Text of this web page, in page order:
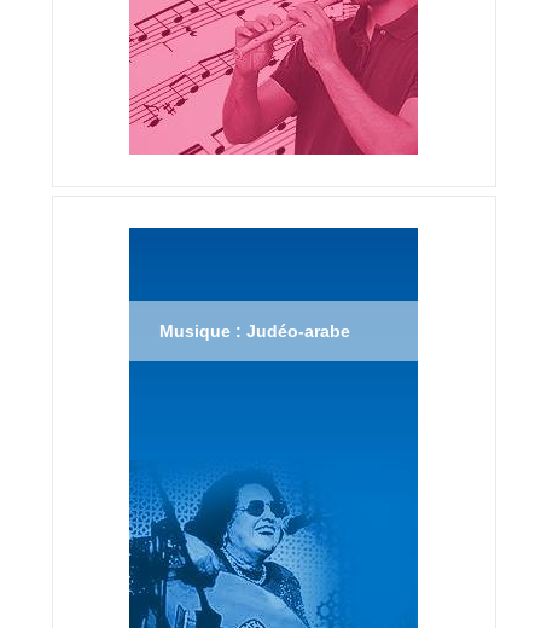
Musique : Judéo-arabe